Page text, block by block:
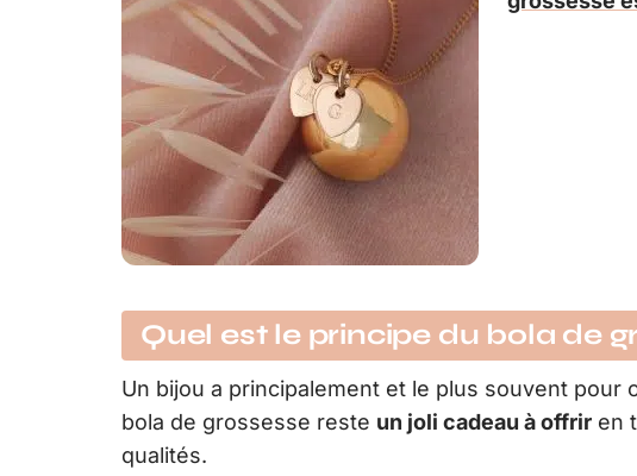
Quel est le principe du bola de
Un bijou a principalement et le plus souvent pour
bola de grossesse reste un joli cadeau à offrir en
qualités.